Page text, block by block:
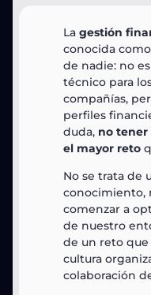
La gestión
conocida como
de nadie: no
técnico para
compañías,
perfiles
duda, no tener
el mayor reto
No se trata de
conocimiento,
comenzar a
de nuestro
de un reto
cultura
colaboración